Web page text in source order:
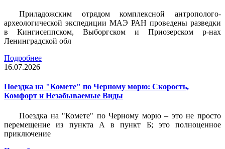
Приладожским отрядом комплексной антрополого-
археологической экспедиции МАЭ РАН проведены разведки
в Кингисеппском, Выборгском и Приозерском р-нах
Ленинградской обл
Подробнее
16.07.2026
Поездка на "Комете" по Черному морю: Скорость,
Комфорт и Незабываемые Виды
Поездка на "Комете" по Черному морю – это не просто
перемещение из пункта А в пункт Б; это полноценное
приключение